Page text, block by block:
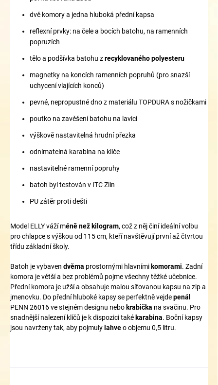
dvě komory a jedna hluboká přední kapsa
reflexní prvky: na čele a bocích batohu, na ramenních
popruzích
tělo a podšívka batohu zrecyklovaného polyesteru
magnetky na koncích ramenních popruhů (pro snazší
uchycení vlajících konců)
pevné, nepropustné dno z materiálu TOPDURA s nožičkami
poutko na zavěšení batohu na lavici
výškově nastavitelná hrudní přezka
odnímatelná karabina na klíče
nastavitelné ramenní popruhy
batoh byl testován v ITC Zlín
PU zátěr proti dešti
Model ELLY váží méně než kilogram, což z něj činí ideální volbu
pro chlapce s výškou od 115 cm, kteří navštěvují první až čtvrtou
třídu základní školy.
Batoh je vybaven dvěma prostornými hlavními komorami. Zadní
komora je větší a bez problémů pojme všechny těžké učebnice.
Přední komora je užší a obsahuje malou síťovanou kapsu na zip a
jmenovku. Do přední hluboké kapsy se perfektně vejdepenál
PENN 26016 ve stejném designu nebo krabička na svačinu. Pro
snadnější nalezení klíčů je k dispozici také karabina. Boční kapsy
jsou navrženy tak, aby pojmuly lahveo objemu 0,5 litru.